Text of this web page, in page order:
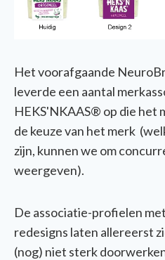
Het voorafgaande
leverde een aantal
HEKS'NKAAS® op die het
de keuze van het merk
zijn, kunnen we om
weergeven).
De associatie-profielen
redesigns laten allereerst
(nog) niet sterk